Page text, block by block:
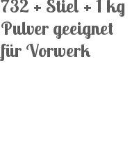
732 + Stiel + 1 kg
Pulver geeignet
für Vorwerk